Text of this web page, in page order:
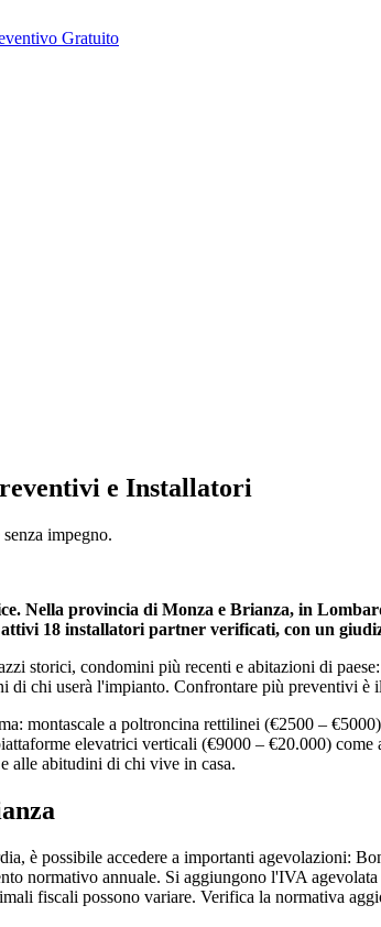
Gratuito
e Installatori
impegno.
Nella provincia di Monza e Brianza, in
18 installatori partner verificati, con un
storici, condomini più recenti e abitazioni di
chi userà l'impianto. Confrontare più preventivi è
montascale a poltroncina rettilinei (€2500 –
elevatrici verticali (€9000 – €20.000)
alle abitudini di chi vive in casa.
è possibile accedere a importanti agevolazioni:
normativo annuale. Si aggiungono l'IVA
fiscali possono variare. Verifica la normativa